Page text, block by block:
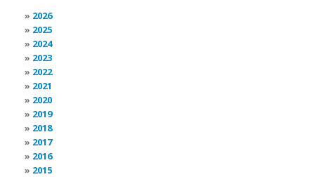
2026
2025
2024
2023
2022
2021
2020
2019
2018
2017
2016
2015